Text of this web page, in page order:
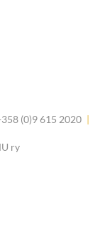
(0)9 615 2020 |
ry